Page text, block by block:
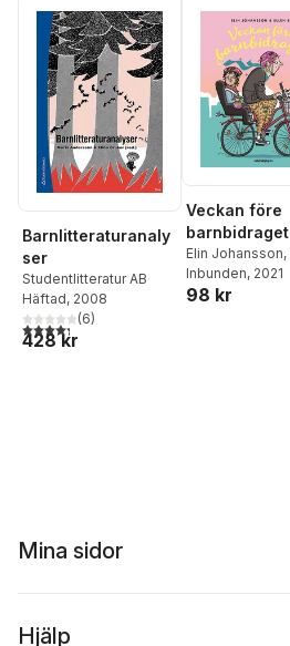
Barnlitteraturanaly
ser
Studentlitteratur AB
Häftad, 2008
4,3utav 5 stjärnor. Totalt antal röster:
(6)
428 kr
Veckan före
barnbidraget
Elin Johansson,
Ekman
Inbunden, 2021
98 kr
Mina sidor
Hjälp